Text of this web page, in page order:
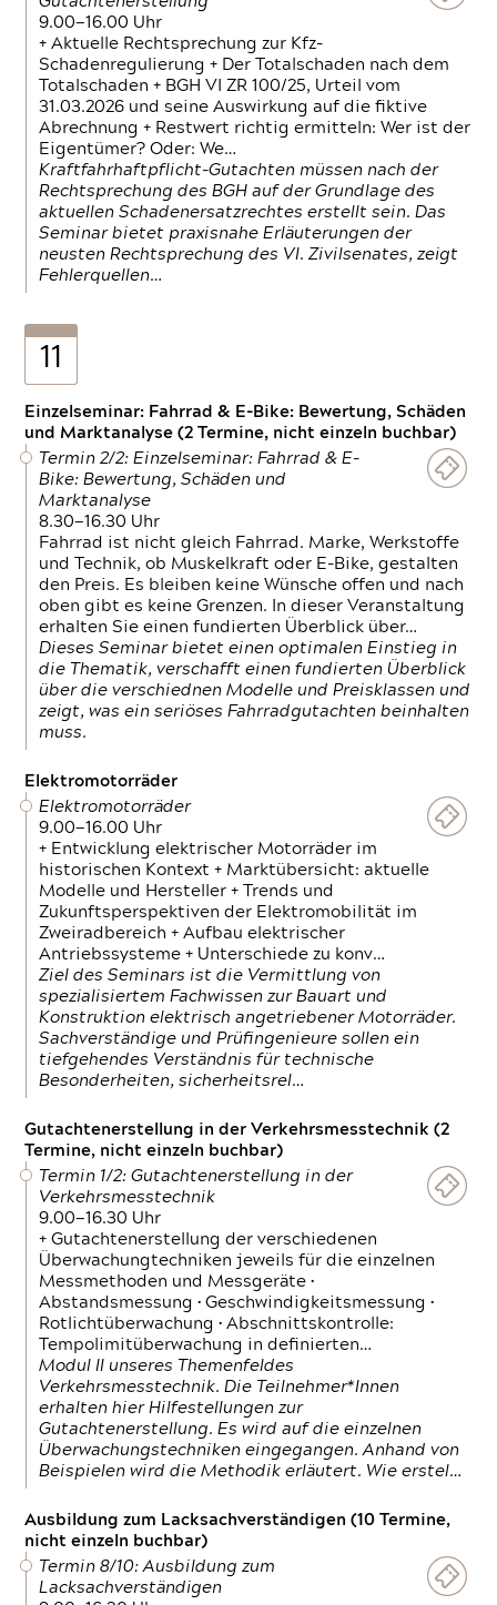
9.00—16.00 Uhr
+ Aktuelle Rechtsprechung zur Kfz-
Schadenregulierung + Der Totalschaden nach dem
Totalschaden + BGH VI ZR 100/25, Urteil vom
31.03.2026 und seine Auswirkung auf die fiktive
Abrechnung + Restwert richtig ermitteln: Wer ist der
Eigentümer? Oder: We…
Kraftfahrhaftpflicht-Gutachten müssen nach der
Rechtsprechung des BGH auf der Grundlage des
aktuellen Schadenersatzrechtes erstellt sein. Das
Seminar bietet praxisnahe Erläuterungen der
neusten Rechtsprechung des VI. Zivilsenates, zeigt
Fehlerquellen…
11
Einzelseminar: Fahrrad & E-Bike: Bewertung, Schäden
und Marktanalyse (2 Termine, nicht einzeln buchbar)
Termin 2/2: Einzelseminar: Fahrrad & E-
Bike: Bewertung, Schäden und
Marktanalyse
8.30—16.30 Uhr
Fahrrad ist nicht gleich Fahrrad. Marke, Werkstoffe
und Technik, ob Muskelkraft oder E-Bike, gestalten
den Preis. Es bleiben keine Wünsche offen und nach
oben gibt es keine Grenzen. In dieser Veranstaltung
erhalten Sie einen fundierten Überblick über…
Dieses Seminar bietet einen optimalen Einstieg in
die Thematik, verschafft einen fundierten Überblick
über die verschiednen Modelle und Preisklassen und
zeigt, was ein seriöses Fahrradgutachten beinhalten
muss.
Elektromotorräder
Elektromotorräder
9.00—16.00 Uhr
+ Entwicklung elektrischer Motorräder im
historischen Kontext + Marktübersicht: aktuelle
Modelle und Hersteller + Trends und
Zukunftsperspektiven der Elektromobilität im
Zweiradbereich + Aufbau elektrischer
Antriebssysteme + Unterschiede zu konv…
Ziel des Seminars ist die Vermittlung von
spezialisiertem Fachwissen zur Bauart und
Konstruktion elektrisch angetriebener Motorräder.
Sachverständige und Prüfingenieure sollen ein
tiefgehendes Verständnis für technische
Besonderheiten, sicherheitsrel…
Gutachtenerstellung in der Verkehrsmesstechnik (2
Termine, nicht einzeln buchbar)
Termin 1/2: Gutachtenerstellung in der
Verkehrsmesstechnik
9.00—16.30 Uhr
+ Gutachtenerstellung der verschiedenen
Überwachungtechniken jeweils für die einzelnen
Messmethoden und Messgeräte •
Abstandsmessung • Geschwindigkeitsmessung •
Rotlichtüberwachung • Abschnittskontrolle:
Tempolimitüberwachung in definierten…
Modul II unseres Themenfeldes
Verkehrsmesstechnik. Die Teilnehmer*Innen
erhalten hier Hilfestellungen zur
Gutachtenerstellung. Es wird auf die einzelnen
Überwachungstechniken eingegangen. Anhand von
Beispielen wird die Methodik erläutert. Wie erstel…
Ausbildung zum Lacksachverständigen (10 Termine,
nicht einzeln buchbar)
Termin 8/10: Ausbildung zum
Lacksachverständigen